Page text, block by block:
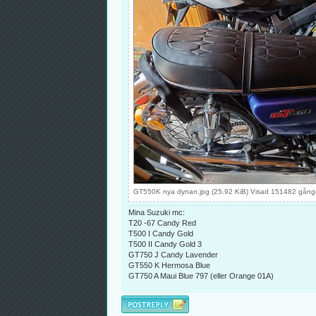
GT550K nya dynan.jpg (25.92 KiB) Visad 151482
Mina Suzuki mc:
T20 -67 Candy Red
T500 I Candy Gold
T500 II Candy Gold 3
GT750 J Candy Lavender
GT550 K Hermosa Blue
GT750 A Maui Blue 797 (eller Orange 01A)
Besvara